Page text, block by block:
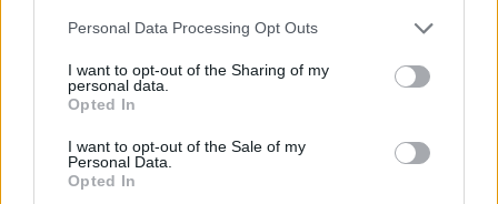
Please note that this website/app uses one or more Google
not limited to your visit or usage behaviour. You may click to
grant or deny consent to Google and its third-party tags to
use your data for below specified purposes in below Google
consent section.
Personal Data Processing Opt Outs
I want to opt-out of the Sharing of my
personal data.
Opted In
I want to opt-out of the Sale of my
Personal Data.
Opted In
TEMI: Alessandro Serra
Comune Di Olbia
Ginetto Mattana
Guardian Angels Olbia
Il Miracolo Di Natale Olbia
Inviaci le tue segnalazioni,
i tuoi video e le tue foto